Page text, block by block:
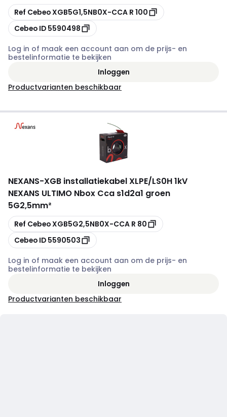
Kopiëren
Ref CebeoXGB5G1,5NB0X-CCA R 100
Kopiëren
Cebeo ID 5590498
Log in of maak een account aan om de prijs- en
bestelinformatie te bekijken
Inloggen
Productvarianten beschikbaar
NEXANS-XGB installatiekabel XLPE/LS0H 1kV
NEXANS ULTIMO Nbox Cca s1d2a1 groen
5G2,5mm²
Kopiëren
Ref CebeoXGB5G2,5NB0X-CCA R 80
Kopiëren
Cebeo ID 5590503
Log in of maak een account aan om de prijs- en
bestelinformatie te bekijken
Inloggen
Productvarianten beschikbaar